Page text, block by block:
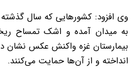
وی افزود: کشور‌هایی که سال
به میدان آمده و اشک تمساح
بیمارستان غزه واکنش عکس نشان
انداخته و از آن‌ها حمایت می‌کنند.